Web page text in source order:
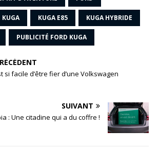
KUGA KUGA E85 KUGA HYBRIDE
PUBLICITÉ FORD KUGA
si facile d’être fier d’une Volkswagen
SUIVANT
: Une citadine qui a du coffre !